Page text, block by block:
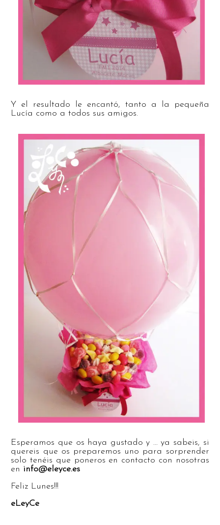
Y el resultado le encantó, tanto a la pequeña
Lucía como a todos sus amigos.
Esperamos que os haya gustado y … ya sabeis, si
quereis que os preparemos uno para sorprender
solo tenéis que poneros en contacto con nosotras
en info@eleyce.es
Feliz Lunes!!!
eLeyCe